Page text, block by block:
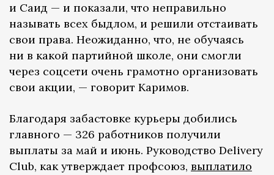
и Саид — и показали, что неправильно
называть всех быдлом, и решили отстаивать
свои права. Неожиданно, что, не обучаясь
ни в какой партийной школе, они смогли
через соцсети очень грамотно организовать
свои акции, — говорит Каримов.
Благодаря забастовке курьеры добились
главного — 326 работников получили
выплаты за май и июнь. Руководство Delivery
Club, как утверждает профсоюз, выплатило